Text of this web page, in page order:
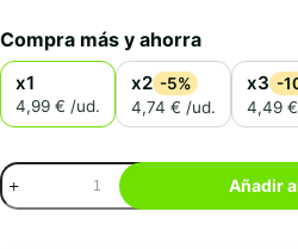
Compra más y ahorra
x1
4,99 € /ud.
x2 -5%
4,74 € /ud.
x3 -
4,49
Cunipic
Grit
para
Añadir